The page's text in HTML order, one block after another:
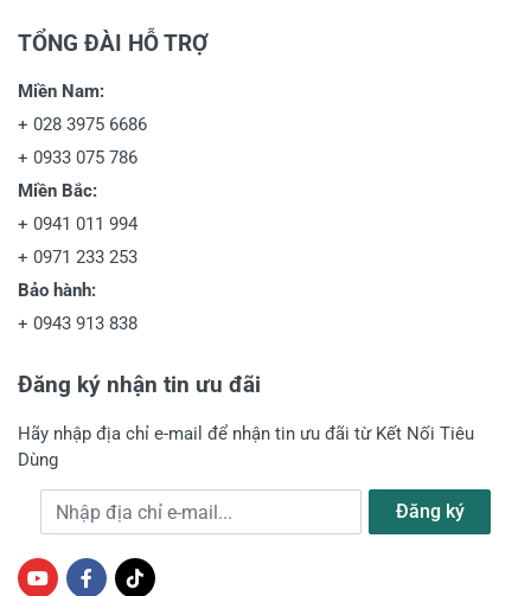
TỔNG ĐÀI HỖ TRỢ
Miền Nam:
+ 028 3975 6686
+ 0933 075 786
Miền Bắc:
+ 0941 011 994
+ 0971 233 253
Bảo hành:
+ 0943 913 838
Đăng ký nhận tin ưu đãi
Hãy nhập địa chỉ e-mail để nhận tin ưu đãi từ Kết Nối Tiêu
Dùng
Địa chỉ e-mail Đăng ký